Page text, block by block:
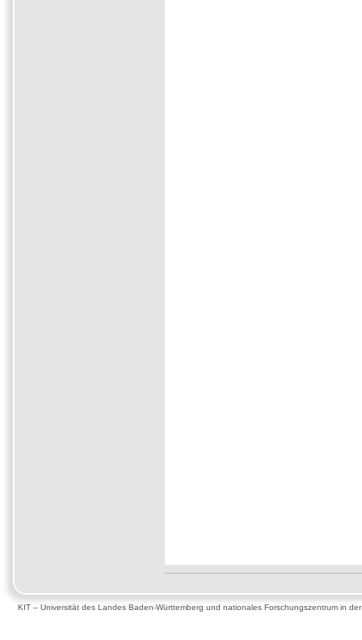
KIT – Universität des Landes Baden-Württemberg und nationales Forschungszentrum in